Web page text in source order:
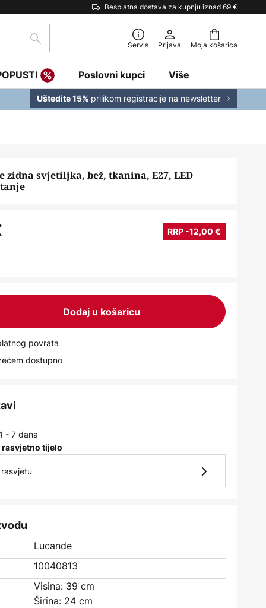
Besplatna dostava za kupnju iznad 69 €
Moja košarica
traži Servis Prijava
Poslovni kupci Više
Uštedite 15% prilikom registracije na newsletter
zidna svjetiljka, bež, tkanina, E27, LED
RRP -12,00 €
Dodaj u košaricu
povrata
dostupno
- 7 dana
tijelo
Lucande
10040813
Visina: 39 cm
Širina: 24 cm